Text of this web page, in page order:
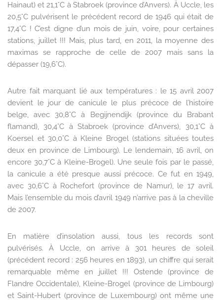
Hainaut) et 21,1°C à Stabroek (province d’Anvers). À Uccle, les
20,5°C pulvérisent le précédent record de 1946 qui était de
17,4°C ! C’est digne d’un mois de juin, voire, pour certaines
stations, juillet !!! Mais, plus tard, en 2011, la moyenne des
maximas se rapproche de celle de 2007 mais sans la
dépasser (19,6°C).
Autre fait marquant lié aux températures : le 15 avril 2007
devient le jour de canicule le plus précoce de l’histoire
belge, avec 30,8°C à Begijnendijk (province du Brabant
flamand), 30,4°C à Stabroek (province d’Anvers), 30,1°C à
Koersel et 30,0°C à Kleine Brogel (stations situées toutes
deux en province de Limbourg). Le lendemain, 16 avril, on
encore 30,7°C à Kleine-Brogel). Une seule fois par le passé,
la canicule a été presque aussi précoce. Ce fut en 1949,
avec 30,6°C à Rochefort (province de Namur), le 17 avril.
Mais l’ensemble du mois d’avril 1949 n’arrive pas à la cheville
de 2007.
En matière d’insolation aussi, tous les records sont
pulvérisés. À Uccle, on arrive à 301 heures de soleil
(précédent record : 256 heures en 1893), un chiffre qui serait
remarquable même en juillet !!! Ostende (province de
Flandre Occidentale), Kleine-Brogel (province de Limbourg)
et Saint-Hubert (province de Luxembourg) ont même une